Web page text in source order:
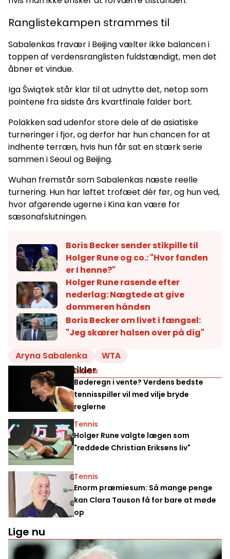
Ranglistekampen strammes til
Sabalenkas fravær i Beijing vælter ikke balancen i
toppen af verdensranglisten fuldstændigt, men det
åbner et vindue.
Iga Świątek står klar til at udnytte det, netop som
pointene fra sidste års kvartfinale falder bort.
Polakken sad udenfor store dele af de asiatiske
turneringer i fjor, og derfor har hun chancen for at
indhente terræn, hvis hun får sat en stærk serie
sammen i Seoul og Beijing.
Wuhan fremstår som Sabalenkas næste reelle
turnering. Hun har løftet trofæet dér før, og hun ved,
hvor afgørende ugerne i Kina kan være for
sæsonafslutningen.
Boris Becker sender stikpille til
Holger Rune og co.: "Hvor fanden
er I henne?"
Holger Rune rasende efter
nederlag: Nægtede at give
dommeren hånden
Boris Becker om livet i fængsel:
"Jeg skærer halsen over på dig"
Aryna Sabalenka
WTA
Relaterede artikler
Tennis
Bøderegn i vente? Verdens bedste
tennisspiller vil med vilje bryde
reglerne
Tennis
Holger Rune valgte lægen som
"reddede Christian Eriksens liv"
Tennis
Enorm præmiesum: Så mange penge
kan Clara Tauson få for bare at møde
op
Lige nu